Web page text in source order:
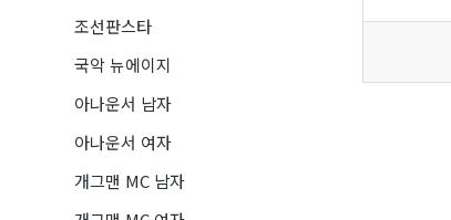
조선판스타
국악 뉴에이지
아나운서 남자
아나운서 여자
개그맨 MC 남자